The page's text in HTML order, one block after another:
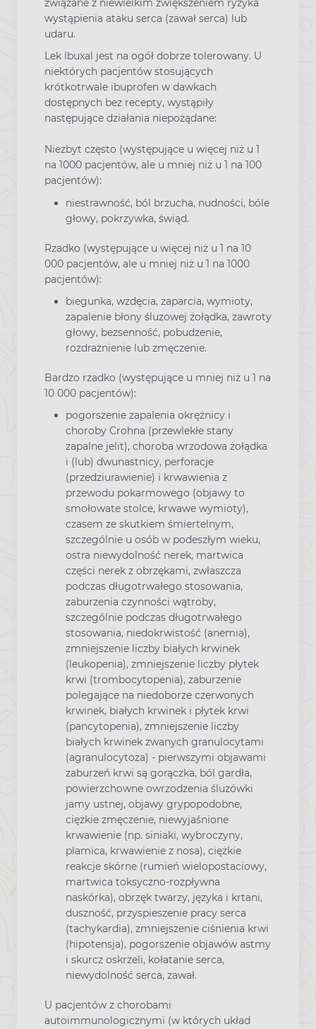
związane z niewielkim zwiększeniem ryzyka
wystąpienia ataku serca (zawał serca) lub
udaru.
Lek Ibuxal jest na ogół dobrze tolerowany. U
niektórych pacjentów stosujących
krótkotrwale ibuprofen w dawkach
dostępnych bez recepty, wystąpiły
następujące działania niepożądane:
Niezbyt często (występujące u więcej niż u 1
na 1000 pacjentów, ale u mniej niż u 1 na 100
pacjentów):
niestrawność, ból brzucha, nudności, bóle
głowy, pokrzywka, świąd.
Rzadko (występujące u więcej niż u 1 na 10
000 pacjentów, ale u mniej niż u 1 na 1000
pacjentów):
biegunka, wzdęcia, zaparcia, wymioty,
zapalenie błony śluzowej żołądka, zawroty
głowy, bezsenność, pobudzenie,
rozdrażnienie lub zmęczenie.
Bardzo rzadko (występujące u mniej niż u 1 na
10 000 pacjentów):
pogorszenie zapalenia okrężnicy i
choroby Crohna (przewlekłe stany
zapalne jelit), choroba wrzodowa żołądka
i (lub) dwunastnicy, perforacje
(przedziurawienie) i krwawienia z
przewodu pokarmowego (objawy to
smołowate stolce, krwawe wymioty),
czasem ze skutkiem śmiertelnym,
szczególnie u osób w podeszłym wieku,
ostra niewydolność nerek, martwica
części nerek z obrzękami, zwłaszcza
podczas długotrwałego stosowania,
zaburzenia czynności wątroby,
szczególnie podczas długotrwałego
stosowania, niedokrwistość (anemia),
zmniejszenie liczby białych krwinek
(leukopenia), zmniejszenie liczby płytek
krwi (trombocytopenia), zaburzenie
polegające na niedoborze czerwonych
krwinek, białych krwinek i płytek krwi
(pancytopenia), zmniejszenie liczby
białych krwinek zwanych granulocytami
(agranulocytoza) - pierwszymi objawami
zaburzeń krwi są gorączka, ból gardła,
powierzchowne owrzodzenia śluzówki
jamy ustnej, objawy grypopodobne,
ciężkie zmęczenie, niewyjaśnione
krwawienie (np. siniaki, wybroczyny,
plamica, krwawienie z nosa), ciężkie
reakcje skórne (rumień wielopostaciowy,
martwica toksyczno-rozpływna
naskórka), obrzęk twarzy, języka i krtani,
duszność, przyspieszenie pracy serca
(tachykardia), zmniejszenie ciśnienia krwi
(hipotensja), pogorszenie objawów astmy
i skurcz oskrzeli, kołatanie serca,
niewydolność serca, zawał.
U pacjentów z chorobami
autoimmunologicznymi (w których układ